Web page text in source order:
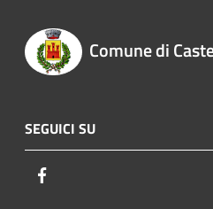
Comune di
SEGUICI SU